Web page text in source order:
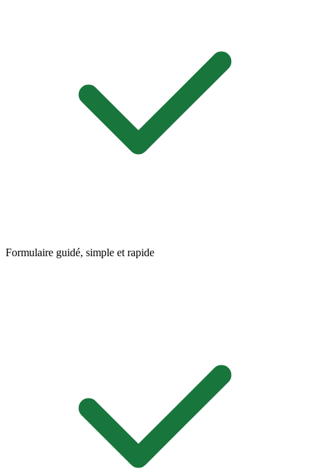
Formulaire guidé, simple et rapide